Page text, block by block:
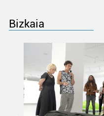
Bizkaia